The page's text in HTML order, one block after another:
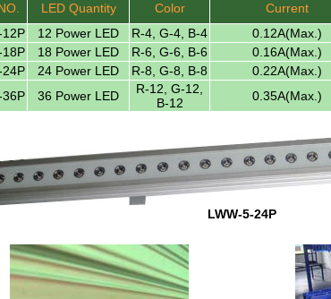
LED Quantity Color Current
12P
12 Power LED R-4, G-4, B-4 0.12A(Max.)
18P
18 Power LED R-6, G-6, B-6 0.16A(Max.)
24P
24 Power LED R-8, G-8, B-8 0.22A(Max.)
36P
36 Power LED
R-12, G-12,
B-12
0.35A(Max.)
LWW-5-24P